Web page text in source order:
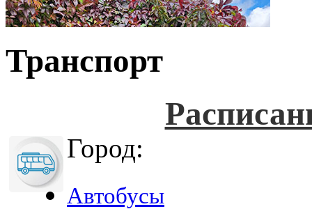
Транспорт
Город:
Автобусы